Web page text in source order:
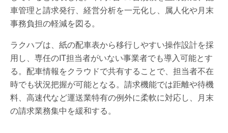
車管理と請求発行、経営分析を一元化し、属人化や月末
事務負担の軽減を図る。
ラクハブは、紙の配車表から移行しやすい操作設計を採
用し、専任のIT担当者がいない事業者でも導入可能とす
る。配車情報をクラウドで共有することで、担当者不在
時でも状況把握が可能となる。請求機能では距離や待機
料、高速代など運送業特有の例外に柔軟に対応し、月末
の請求業務集中を緩和する。